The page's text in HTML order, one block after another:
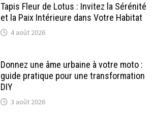
Tapis Fleur de Lotus : Invitez la Sérénité
et la Paix Intérieure dans Votre Habitat
4 août 2026
Donnez une âme urbaine à votre moto :
guide pratique pour une transformation
DIY
3 août 2026